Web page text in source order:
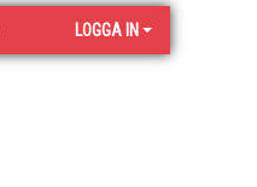
LOGGA IN